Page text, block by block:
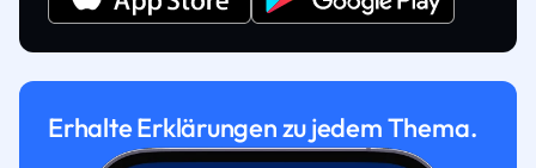
Erhalte Erklärungen zu jedem Thema.